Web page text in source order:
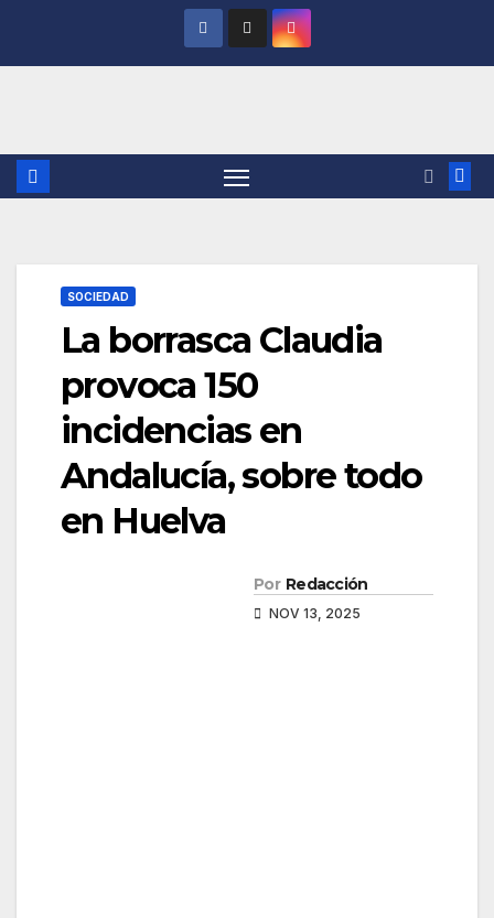
SOCIEDAD
La borrasca Claudia
provoca 150
incidencias en
Andalucía, sobre todo
en Huelva
Por Redacción
NOV 13, 2025